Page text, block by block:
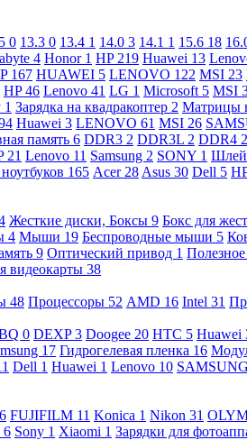
0 13.3 0 13.4 1 14.0 3 14.1 1 15.6 18
4 Honor 1 HP 219 Huawei 13
167 HUAWEI 5 LENOVO 122 MSI 23
HP46 Lenovo 41 LG 1 Microsoft 5 MSI
1 Зарядка на квадракоптер 2 Матрицы
Huawei 3 LENOVO 61 MSI 26
память 6 DDR3 2 DDR3L 2 DDR4 2
21 Lenovo 11 Samsung 2 SONY 1
165 Acer 28 Asus 30 Dell 5
Жесткие диски, Боксы 9 Бокс для
4 Мыши 19 Беспроводные мыши 5
9 Оптический привод 1
видеокарты 38
48 Процессоры 52 AMD 16 Intel 31
0 DEXP3 Doogee 20 HTC 5 Huawei
17 Гидрогелевая пленка 16
Dell 1 Huawei 1 Lenovo 10 SAMSUNG
FUJIFILM 11 Konica 1 Nikon 31
6 Sony 1 Xiaomi 1 Зарядки для